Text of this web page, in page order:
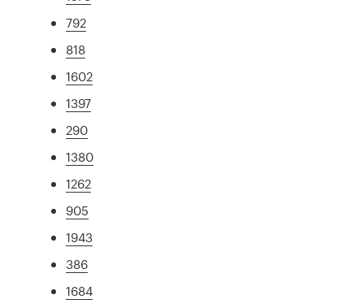
792
818
1602
1397
290
1380
1262
905
1943
386
1684